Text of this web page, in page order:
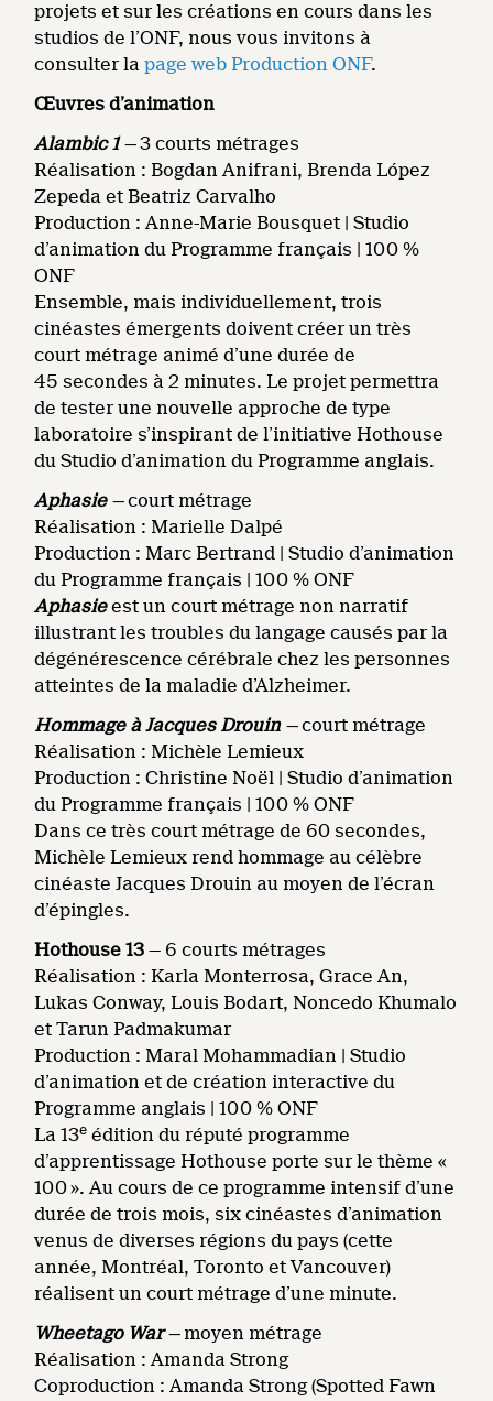
projets et sur les créations en cours dans les
studios de l’ONF, nous vous invitons à
consulter lapage web Production ONF.
Œuvres d’animation
Alambic 1—3 courts métrages
Réalisation : Bogdan Anifrani, Brenda López
Zepeda et Beatriz Carvalho
Production : Anne-Marie Bousquet | Studio
d’animation du Programme français | 100 %
ONF
Ensemble, mais individuellement, trois
cinéastes émergents doivent créer un très
court métrage animé d’une durée de
45 secondes à 2 minutes. Le projet permettra
de tester une nouvelle approche de type
laboratoire s’inspirant de l’initiative Hothouse
du Studio d’animation du Programme anglais.
Aphasie —court métrage
Réalisation : Marielle Dalpé
Production : Marc Bertrand | Studio d’animation
du Programme français | 100 % ONF
Aphasieest un court métrage non narratif
illustrant les troubles du langage causés par la
dégénérescence cérébrale chez les personnes
atteintes de la maladie d’Alzheimer.
Hommage à Jacques Drouin —court métrage
Réalisation : Michèle Lemieux
Production : Christine Noël | Studio d’animation
du Programme français | 100 % ONF
Dans ce très court métrage de 60 secondes,
Michèle Lemieux rend hommage au célèbre
cinéaste Jacques Drouin au moyen de l’écran
d’épingles.
Hothouse 13— 6 courts métrages
Réalisation : Karla Monterrosa, Grace An,
Lukas Conway, Louis Bodart, Noncedo Khumalo
et Tarun Padmakumar
Production : Maral Mohammadian | Studio
d’animation et de création interactive du
Programme anglais | 100 % ONF
La 13e édition du réputé programme
d’apprentissage Hothouse porte sur le thème «
100 ». Au cours de ce programme intensif d’une
durée de trois mois, six cinéastes d’animation
venus de diverses régions du pays (cette
année, Montréal, Toronto et Vancouver)
réalisent un court métrage d’une minute.
Wheetago War—moyen métrage
Réalisation : Amanda Strong
Coproduction : Amanda Strong (Spotted Fawn